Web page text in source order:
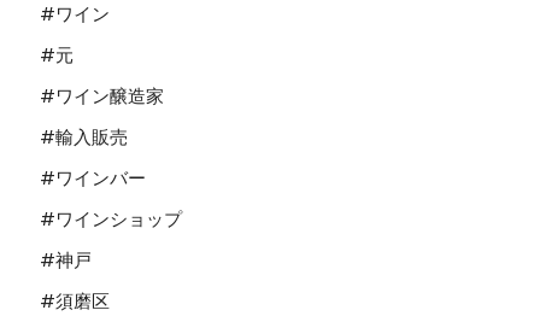
#ワイン
#元
#ワイン醸造家
#輸入販売
#ワインバー
#ワインショップ
#神戸
#須磨区